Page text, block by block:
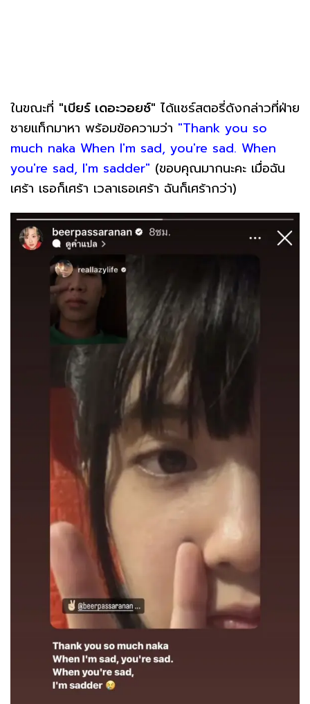
ในขณะที่ "เบียร์ เดอะวอยซ์" ได้แชร์สตอรี่ดังกล่าวที่ฝ่าย
ชายแท็กมาหา พร้อมข้อความว่า "Thank you so
much naka When I'm sad, you're sad. When
you're sad, I'm sadder" (ขอบคุณมากนะคะ เมื่อฉัน
เศร้า เธอก็เศร้า เวลาเธอเศร้า ฉันก็เศร้ากว่า)